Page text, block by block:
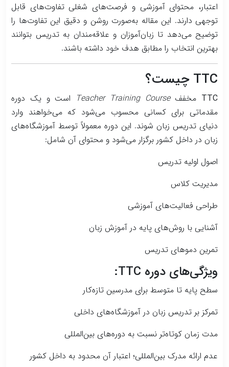
اعتبار، محتوای آموزشی و فرصت‌های شغلی تفاوت‌های قابل
توجهی دارند. این مقاله به‌صورت روشن و دقیق این تفاوت‌ها را
توضیح می‌دهد تا زبان‌آموزان و علاقه‌مندان به تدریس بتوانند
بهترین انتخاب را مطابق هدف خود داشته باشند.
TTC چیست؟
TTC مخففTeacher Training Course است و یک دوره
مقدماتی برای کسانی محسوب می‌شود که می‌خواهند وارد
دنیای تدریس زبان شوند. این دوره معمولاً توسط آموزشگاه‌های
زبان در داخل کشور برگزار می‌شود و محتوای آن شامل:
اصول اولیه تدریس
مدیریت کلاس
طراحی فعالیت‌های آموزشی
آشنایی با روش‌های پایه در آموزش زبان
تمرین دموهای تدریس
ویژگی‌های دوره TTC:
سطح پایه‌ تا متوسط برای مدرسین تازه‌کار
تمرکز بر تدریس زبان در آموزشگاه‌های داخلی
مدت زمان کوتاه‌تر نسبت به دوره‌های بین‌المللی
عدم ارائه مدرک بین‌المللی؛ اعتبار آن محدود به داخل کشور